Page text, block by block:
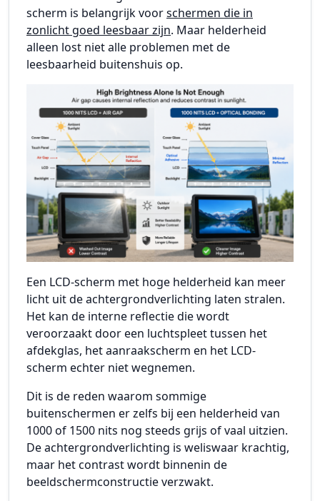
scherm is belangrijk voorschermen die in
zonlicht goed leesbaar zijn. Maar helderheid
alleen lost niet alle problemen met de
leesbaarheid buitenshuis op.
Een LCD-scherm met hoge helderheid kan meer
licht uit de achtergrondverlichting laten stralen.
Het kan de interne reflectie die wordt
veroorzaakt door een luchtspleet tussen het
afdekglas, het aanraakscherm en het LCD-
scherm echter niet wegnemen.
Dit is de reden waarom sommige
buitenschermen er zelfs bij een helderheid van
1000 of 1500 nits nog steeds grijs of vaal uitzien.
De achtergrondverlichting is weliswaar krachtig,
maar het contrast wordt binnenin de
beeldschermconstructie verzwakt.